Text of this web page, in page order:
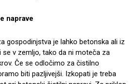
naprave
gospodinjstva je lahko betonska ali iz
se v zemljo, tako da ni moteča za
Če se odločimo za čistilno
biti pazljivejši. Izkopati je treba